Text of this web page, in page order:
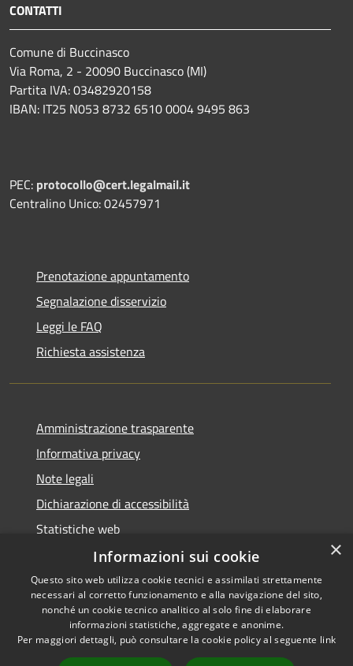
CONTATTI
Comune di Buccinasco
Via Roma, 2 - 20090 Buccinasco (MI)
Partita IVA: 03482920158
IBAN: IT25 N053 8732 6510 0004 9495 863
PEC: protocollo@cert.legalmail.it
Centralino Unico: 02457971
Prenotazione appuntamento
Segnalazione disservizio
Leggi le FAQ
Richiesta assistenza
Amministrazione trasparente
Informativa privacy
Note legali
Dichiarazione di accessibilità
Statistiche web
Accessibilità
Privacy
Copyright © 2026 • Comune di
Buccinasco • Powered by
Municipium•Accesso
×
Informazioni sui cookie
Questo sito web utilizza cookie tecnici e assimilati strettamente
necessari al corretto funzionamento e alla navigazione del sito,
nonché un cookie tecnico analitico al solo fine di elaborare
informazioni statistiche, aggregate e anonime.
Per maggiori dettagli, può consultare la cookie policy al seguente link